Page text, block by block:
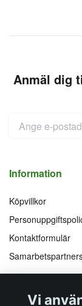
Anmäl dig
Information
Köpvillkor
Kontaktformulär
Följ oss på
Facebook
Vi